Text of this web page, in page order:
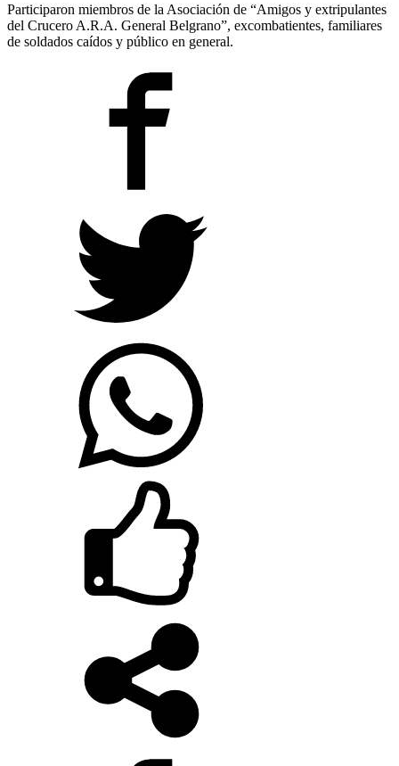
Participaron miembros de la Asociación de “Amigos y extripulantes
del Crucero A.R.A. General Belgrano”, excombatientes, familiares
de soldados caídos y público en general.